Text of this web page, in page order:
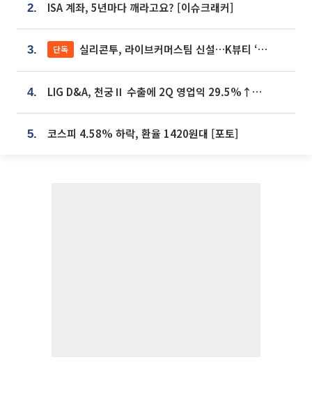
2. ISA 계좌, 5년마다 깨라고요? [이슈크래커]
3. 단독 실리콘투, 라이브커머스팀 신설…K뷰티 ‘글로벌 판매망’ 확대[K뷰티 라방戰]
4. LIG D&A, 천궁Ⅱ 수출에 2Q 영업익 29.5%↑…수주잔고 24.6조 [종합]
5. 코스피 4.58% 하락, 환율 1420원대 [포토]